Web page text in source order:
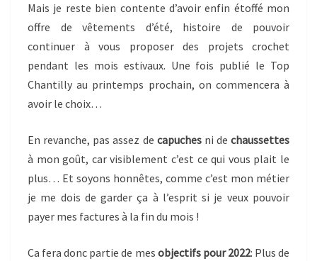
Mais je reste bien contente d’avoir enfin étoffé mon
offre de vêtements d’été, histoire de pouvoir
continuer à vous proposer des projets crochet
pendant les mois estivaux. Une fois publié le Top
Chantilly au printemps prochain, on commencera à
avoir le choix…
En revanche, pas assez de capuchesni de chaussettes
à mon goût, car visiblement c’est ce qui vous plait le
plus… Et soyons honnêtes, comme c’est mon métier
je me dois de garder ça à l’esprit si je veux pouvoir
payer mes factures à la fin du mois !
Ca fera donc partie de mes objectifs pour 2022: Plus de